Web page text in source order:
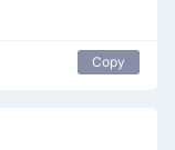
Copy